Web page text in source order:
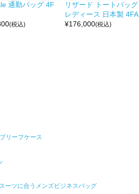
通勤バッグ 4F
(税込)
リザード トートバッグ
レディース 日本製 4FA
¥176,000(税込)
ブリーフケース
スーツに合うメンズビジネスバッグ